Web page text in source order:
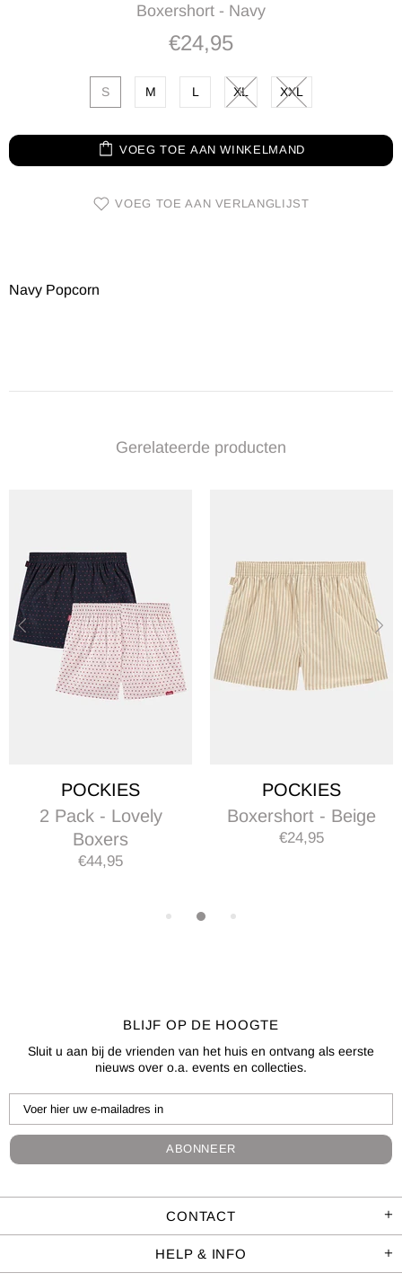
Boxershort - Navy
€24,95
S M L XL XXL
VOEG TOE AAN WINKELMAND
VOEG TOE AAN VERLANGLIJST
Navy Popcorn
Gerelateerde producten
POCKIES
2 Pack - Lovely
Boxers
€44,95
POCKIES
Boxershort - Beige
€24,95
BLIJF OP DE HOOGTE
Sluit u aan bij de vrienden van het huis en ontvang als eerste
nieuws over o.a. events en collecties.
CONTACT
HELP & INFO